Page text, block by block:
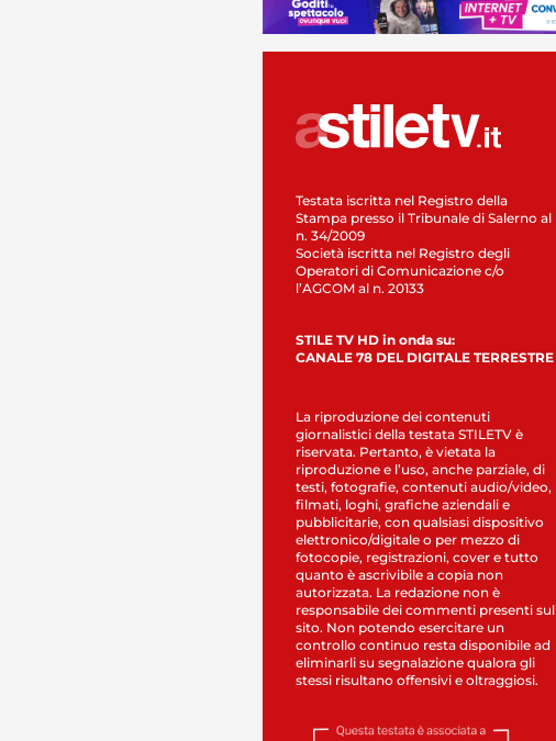
Testata iscritta nel Registro della
Stampa presso il Tribunale di Salerno al
n. 34/2009
Società iscritta nel Registro degli
Operatori di Comunicazione c/o
l’AGCOM al n. 20133
STILE TV HD in onda su:
CANALE 78 DEL DIGITALE TERRESTRE
La riproduzione dei contenuti
giornalistici della testata STILETV è
riservata. Pertanto, è vietata la
riproduzione e l’uso, anche parziale, di
testi, fotografie, contenuti audio/video,
filmati, loghi, grafiche aziendali e
pubblicitarie, con qualsiasi dispositivo
elettronico/digitale o per mezzo di
fotocopie, registrazioni, cover e tutto
quanto è ascrivibile a copia non
autorizzata. La redazione non è
responsabile dei commenti presenti sul
sito. Non potendo esercitare un
controllo continuo resta disponibile ad
eliminarli su segnalazione qualora gli
stessi risultano offensivi e oltraggiosi.